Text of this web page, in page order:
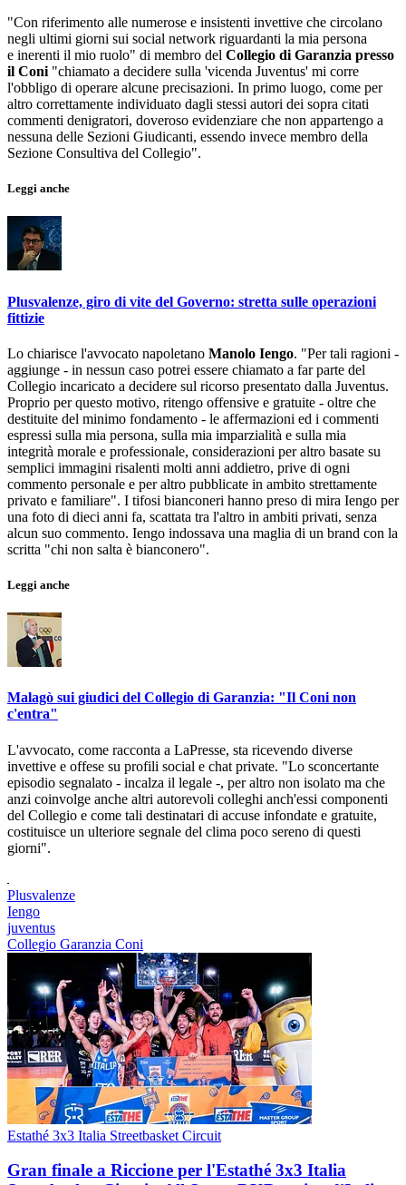
"Con riferimento alle numerose e insistenti invettive che circolano
negli ultimi giorni sui social network riguardanti la mia persona
e inerenti il mio ruolo" di membro del Collegio di Garanzia presso
il Coni "chiamato a decidere sulla 'vicenda Juventus' mi corre
l'obbligo di operare alcune precisazioni. In primo luogo, come per
altro correttamente individuato dagli stessi autori dei sopra citati
commenti denigratori, doveroso evidenziare che non appartengo a
nessuna delle Sezioni Giudicanti, essendo invece membro della
Sezione Consultiva del Collegio".
Leggi anche
Plusvalenze, giro di vite del Governo: stretta sulle operazioni
fittizie
Lo chiarisce l'avvocato napoletano Manolo Iengo. "Per tali ragioni -
aggiunge - in nessun caso potrei essere chiamato a far parte del
Collegio incaricato a decidere sul ricorso presentato dalla Juventus.
Proprio per questo motivo, ritengo offensive e gratuite - oltre che
destituite del minimo fondamento - le affermazioni ed i commenti
espressi sulla mia persona, sulla mia imparzialità e sulla mia
integrità morale e professionale, considerazioni per altro basate su
semplici immagini risalenti molti anni addietro, prive di ogni
commento personale e per altro pubblicate in ambito strettamente
privato e familiare". I tifosi bianconeri hanno preso di mira Iengo per
una foto di dieci anni fa, scattata tra l'altro in ambiti privati, senza
alcun suo commento. Iengo indossava una maglia di un brand con la
scritta "chi non salta è bianconero".
Leggi anche
Malagò sui giudici del Collegio di Garanzia: "Il Coni non
c'entra"
L'avvocato, come racconta a LaPresse, sta ricevendo diverse
invettive e offese su profili social e chat private. "Lo sconcertante
episodio segnalato - incalza il legale -, per altro non isolato ma che
anzi coinvolge anche altri autorevoli colleghi anch'essi componenti
del Collegio e come tali destinatari di accuse infondate e gratuite,
costituisce un ulteriore segnale del clima poco sereno di questi
giorni".
Plusvalenze
Iengo
juventus
Collegio Garanzia Coni
Estathé 3x3 Italia Streetbasket Circuit
Gran finale a Riccione per l'Estathé 3x3 Italia